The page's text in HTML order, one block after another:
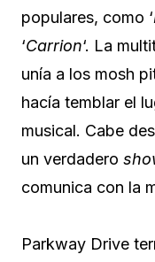
populares, como ‘
‘Carrion‘. La
unía a los mosh
hacía temblar el
musical. Cabe
un verdadero
comunica con la
Parkway Drive